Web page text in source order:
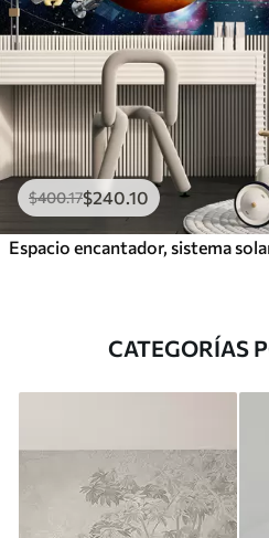
$400.17$240 .10
Espacio encantador, sistema
CATEGORÍAS